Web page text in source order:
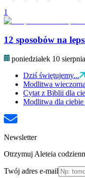
1
12 sposobów na
poniedziałek 10 sierpnia
Dziś świętujemy...
Modlitwa
Cytat z Biblii dla
Modlitwa dla ciebie
Newsletter
Otrzymuj Aleteia
Twój adres e-mail